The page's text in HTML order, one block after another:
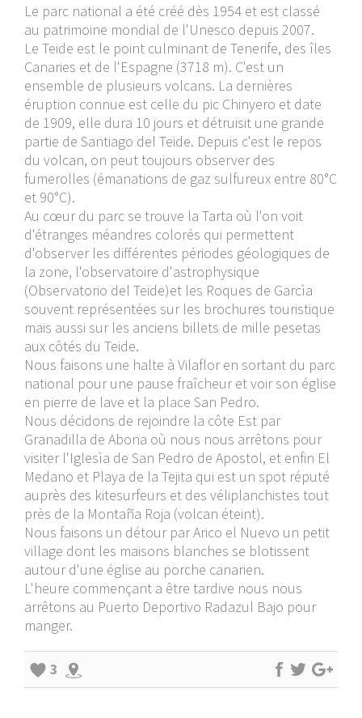
Le parc national a été créé dès 1954 et est classé
au patrimoine mondial de l'Unesco depuis 2007.
Le Teide est le point culminant de Tenerife, des îles
Canaries et de l'Espagne (3718 m). C'est un
ensemble de plusieurs volcans. La dernières
éruption connue est celle du pic Chinyero et date
de 1909, elle dura 10 jours et détruisit une grande
partie de Santiago del Teide. Depuis c'est le repos
du volcan, on peut toujours observer des
fumerolles (émanations de gaz sulfureux entre 80°C
et 90°C).
Au cœur du parc se trouve la Tarta où l'on voit
d'étranges méandres colorés qui permettent
d'observer les différentes périodes géologiques de
la zone, l'observatoire d'astrophysique
(Observatorio del Teide)et les Roques de Garcìa
souvent représentées sur les brochures touristique
mais aussi sur les anciens billets de mille pesetas
aux côtés du Teide.
Nous faisons une halte à Vilaflor en sortant du parc
national pour une pause fraîcheur et voir son église
en pierre de lave et la place San Pedro.
Nous décidons de rejoindre la côte Est par
Granadilla de Abona où nous nous arrêtons pour
visiter l'Iglesìa de San Pedro de Apostol, et enfin El
Medano et Playa de la Tejita qui est un spot réputé
auprès des kitesurfeurs et des véliplanchistes tout
près de la Montaña Roja (volcan éteint).
Nous faisons un détour par Arico el Nuevo un petit
village dont les maisons blanches se blotissent
autour d'une église au porche canarien.
L'heure commençant a être tardive nous nous
arrêtons au Puerto Deportivo Radazul Bajo pour
manger.
3